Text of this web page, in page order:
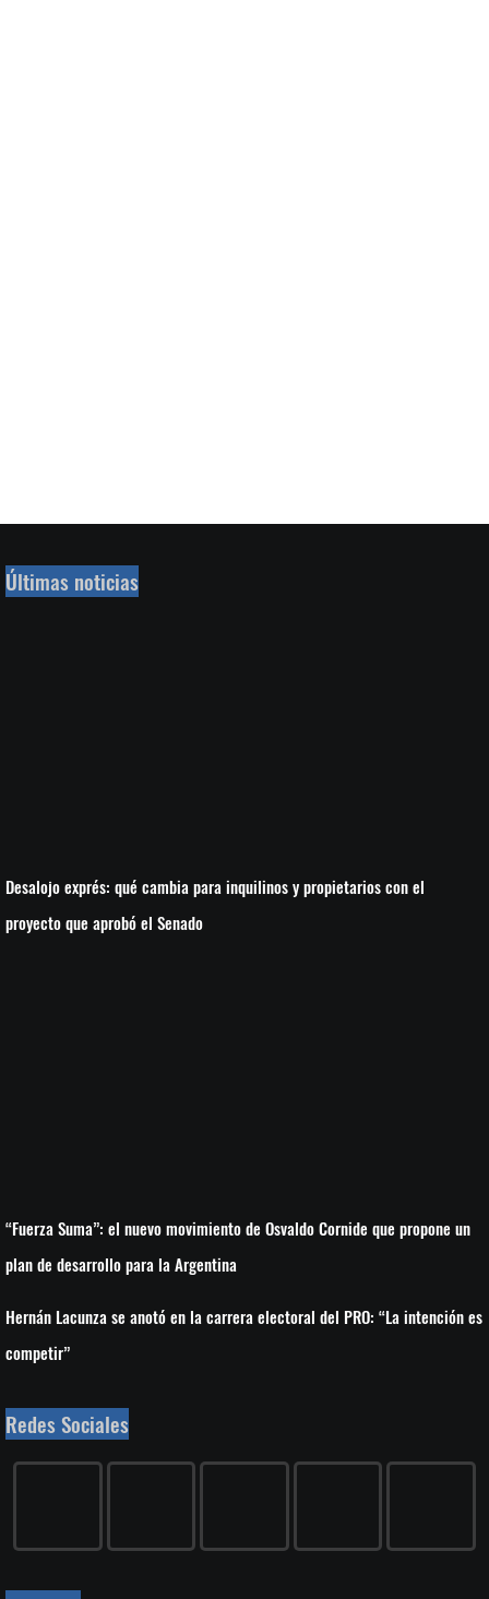
Últimas noticias
Desalojo exprés: qué cambia para inquilinos y propietarios con el
proyecto que aprobó el Senado
“Fuerza Suma”: el nuevo movimiento de Osvaldo Cornide que propone un
plan de desarrollo para la Argentina
Hernán Lacunza se anotó en la carrera electoral del PRO: “La intención es
competir”
Redes Sociales